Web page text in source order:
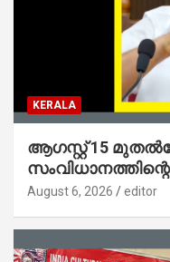
KERALA
ആഗസ്റ്റ് 15
August 6, 2026 editor